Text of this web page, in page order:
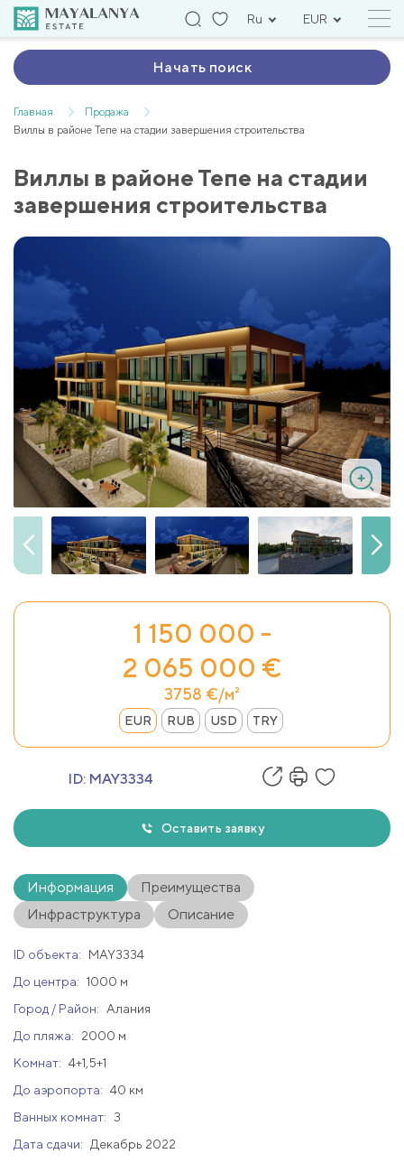
Ru EUR
Начать поиск
Главная
Продажа
Виллы в районе Тепе на стадии завершения строительства
Виллы в районе Тепе на стадии
завершения строительства
1 150 000 -
2 065 000 €
3758 €/м²
EUR RUB USD TRY
ID: MAY3334
Оставить заявку
Информация
Преимущества
Инфраструктура
Описание
ID объекта:
MAY3334
До центра: 1000 м
Город / Район:
Алания
До пляжа:
2000 м
Комнат: 4+1,5+1
До аэропорта: 40 км
Ванных комнат:
3
Дата сдачи:
Декабрь 2022